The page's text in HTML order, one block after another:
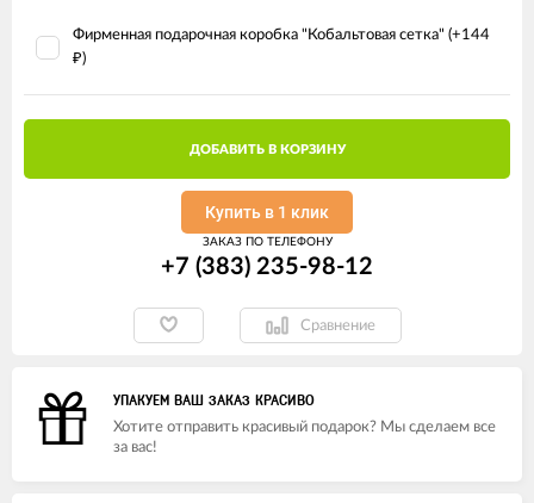
Фирменная подарочная коробка "Кобальтовая сетка" (+144
₽)
ДОБАВИТЬ В КОРЗИНУ
Купить в 1 клик
ЗАКАЗ ПО ТЕЛЕФОНУ
+7 (383) 235-98-12
Сравнение
УПАКУЕМ ВАШ ЗАКАЗ КРАСИВО
Хотите отправить красивый подарок? Мы сделаем все
за вас!